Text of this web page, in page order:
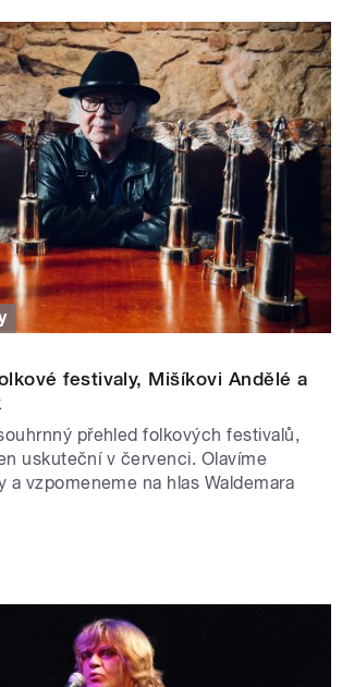
festivaly, Mišíkovi Andělé a
přehled folkových festivalů,
uskuteční v červenci. Olavíme
a vzpomeneme na hlas Waldemara